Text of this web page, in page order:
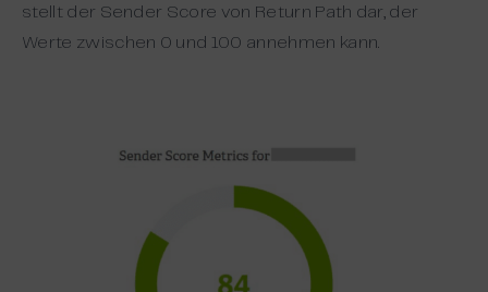
stellt der Sender Score von Return Path dar, der
Werte zwischen 0 und 100 annehmen kann.